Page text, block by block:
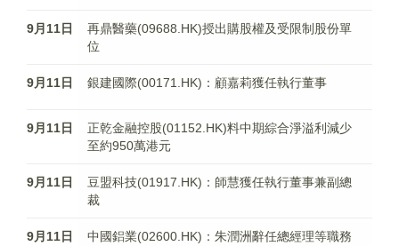
9月11日
再鼎醫藥(09688.HK)授出購股權及受限制股份單
位
9月11日 銀建國際(00171.HK)：顧嘉莉獲任執行董事
9月11日
正乾金融控股(01152.HK)料中期綜合淨溢利減少
至約950萬港元
9月11日
豆盟科技(01917.HK)：師慧獲任執行董事兼副總
裁
9月11日 中國鋁業(02600.HK)：朱潤洲辭任總經理等職務